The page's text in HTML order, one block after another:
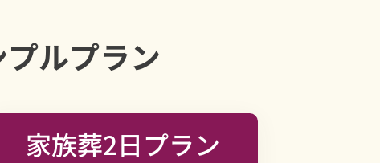
ルプラン
家族葬2日プラン